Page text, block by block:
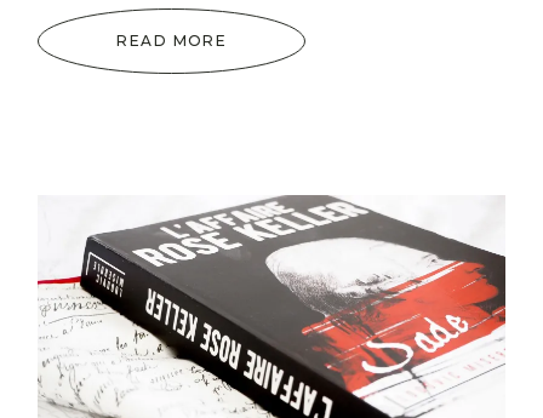
READ MORE